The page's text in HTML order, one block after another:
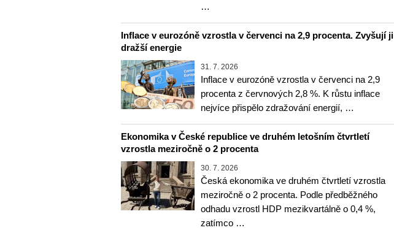
…
Inflace v eurozóně vzrostla v červenci na 2,9 procenta. Zvyšují ji
dražší energie
31. 7. 2026
Inflace v eurozóně vzrostla v červenci na 2,9
procenta z červnových 2,8 %. K růstu inflace
nejvíce přispělo zdražování energií, …
Ekonomika v České republice ve druhém letošním čtvrtletí
vzrostla meziročně o 2 procenta
30. 7. 2026
Česká ekonomika ve druhém čtvrtletí vzrostla
meziročně o 2 procenta. Podle předběžného
odhadu vzrostl HDP mezikvartálně o 0,4 %,
zatímco …